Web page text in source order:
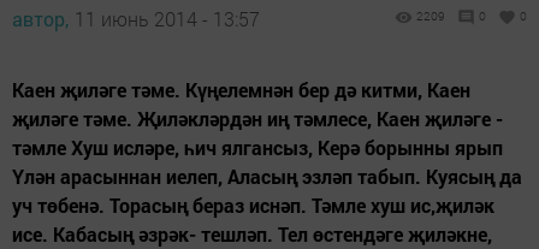
автор, 11 июнь 2014 - 13:57 2209 0 0
Каен җиләге тәме. Күңелемнән бер дә китми, Каен
җиләге тәме. Җиләкләрдән иң тәмлесе, Каен җиләге -
тәмле Хуш исләре, һич ялгансыз, Керә борынны ярып
Үлән арасыннан иелеп, Аласың эзләп табып. Куясың да
уч төбенә. Торасың бераз иснәп. Тәмле хуш ис,җиләк
исе. Кабасың әзрәк- тешләп. Тел өстендәге җиләкне,